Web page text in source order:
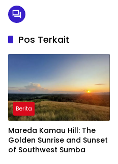
Pos Terkait
Berita
Mareda Kamau Hill: The
Golden Sunrise and Sunset
of Southwest Sumba